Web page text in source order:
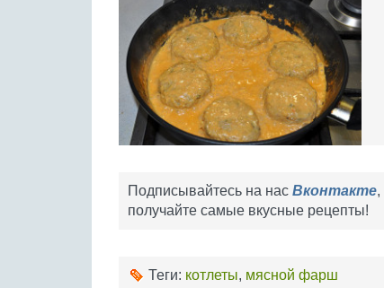
Подписывайтесь на нас Вконтакте,
получайте самые вкусные рецепты!
Теги: котлеты, мясной фарш